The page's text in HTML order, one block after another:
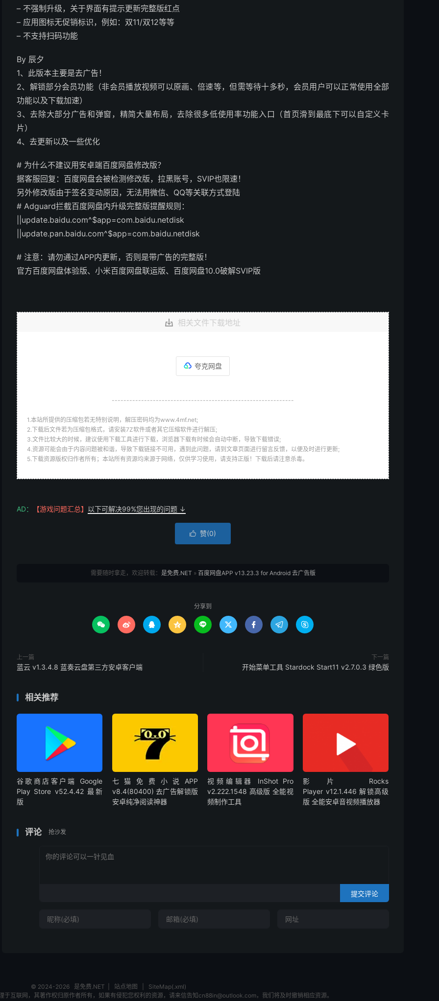
– 不强制升级，关于界面有提示更新完整版红点
– 应用图标无促销标识，例如：双11/双12等等
– 不支持扫码功能
By 辰夕
1、此版本主要是去广告！
2、解锁部分会员功能（非会员播放视频可以原画、倍速等，但需等待十多秒，会员用户可以正常使用全部
功能以及下载加速）
3、去除大部分广告和弹窗，精简大量布局，去除很多低使用率功能入口（首页滑到最底下可以自定义卡
片）
4、去更新以及一些优化
# 为什么不建议用安卓端百度网盘修改版？
据客服回复：百度网盘会被检测修改版，拉黑账号，SVIP也限速！
另外修改版由于签名变动原因，无法用微信、QQ等关联方式登陆
# Adguard拦截百度网盘内升级完整版提醒规则：
||update.baidu.com^$app=com.baidu.netdisk
||update.pan.baidu.com^$app=com.baidu.netdisk
# 注意：请勿通过APP内更新，否则是带广告的完整版！
官方百度网盘体验版、小米百度网盘联运版、百度网盘10.0破解SVIP版
相关文件下载地址
夸克网盘
--------------------------------------------------------------
1.本站所提供的压缩包若无特别说明，解压密码均为www.4mf.net;
2.下载后文件若为压缩包格式，请安装7Z软件或者其它压缩软件进行解压;
3.文件比较大的时候，建议使用下载工具进行下载，浏览器下载有时候会自动中断，导致下载错误;
4.资源可能会由于内容问题被和谐，导致下载链接不可用，遇到此问题，请到文章页面进行留言反馈，以便及时进行更新;
5.下载资源版权归作者所有；本站所有资源均来源于网络，仅供学习使用，请支持正版！下载后请注意杀毒。
AD： 【游戏问题汇总】 以下可解决99%您出现的问题 ↓
 赞(0)
需要随时拿走，欢迎转载： 是免费.NET » 百度网盘APP v13.23.3 for Android 去广告版
分享到
        
上一篇
蓝云 v1.3.4.8 蓝奏云盘第三方安卓客户端
下一篇
开始菜单工具 Stardock Start11 v2.7.0.3 绿色版
相关推荐
谷歌商店客户端 Google
Play Store v52.4.42 最新
版
七猫免费小说APP
v8.4(80400) 去广告解锁版
安卓纯净阅读神器
视频编辑器 InShot Pro
v2.222.1548 高级版 全能视
频制作工具
影片 Rocks
Player v12.1.446 解锁高级
版 全能安卓音视频播放器
评论 抢沙发
提交评论
© 2024-2026 是免费.NET 站点地图
SiteMap(.xml)
于互联网，其著作权归原作者所有，如果有侵犯您权利的资源，请来信告知cn88in@outlook.com，我们将及时撤销相应资源。